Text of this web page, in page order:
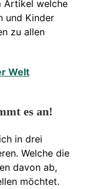
Artikel welche
und Kinder
zu allen
Welt
es an!
in drei
Welche die
davon ab,
möchtet.